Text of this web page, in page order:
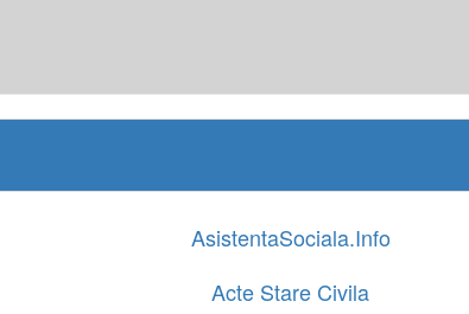
AsistentaSociala.Info
Acte Stare Civila